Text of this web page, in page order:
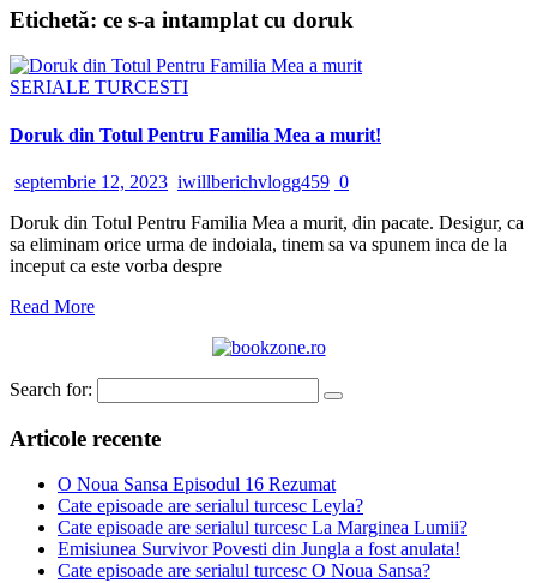
Etichetă: ce s-a intamplat cu doruk
SERIALE TURCESTI
Doruk din Totul Pentru Familia Mea a murit!
septembrie 12, 2023 iwillberichvlogg459 0
Doruk din Totul Pentru Familia Mea a murit, din pacate. Desigur, ca
sa eliminam orice urma de indoiala, tinem sa va spunem inca de la
inceput ca este vorba despre
Read More
Search for:
Articole recente
O Noua Sansa Episodul 16 Rezumat
Cate episoade are serialul turcesc Leyla?
Cate episoade are serialul turcesc La Marginea Lumii?
Emisiunea Survivor Povesti din Jungla a fost anulata!
Cate episoade are serialul turcesc O Noua Sansa?